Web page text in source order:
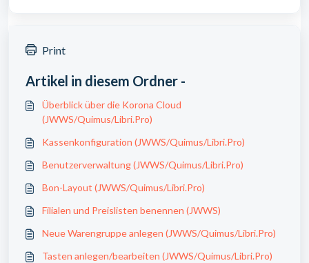
Print
Artikel in diesem Ordner -
Überblick über die Korona Cloud
(JWWS/Quimus/Libri.Pro)
Kassenkonfiguration (JWWS/Quimus/Libri.Pro)
Benutzerverwaltung (JWWS/Quimus/Libri.Pro)
Bon-Layout (JWWS/Quimus/Libri.Pro)
Filialen und Preislisten benennen (JWWS)
Neue Warengruppe anlegen (JWWS/Quimus/Libri.Pro)
Tasten anlegen/bearbeiten (JWWS/Quimus/Libri.Pro)